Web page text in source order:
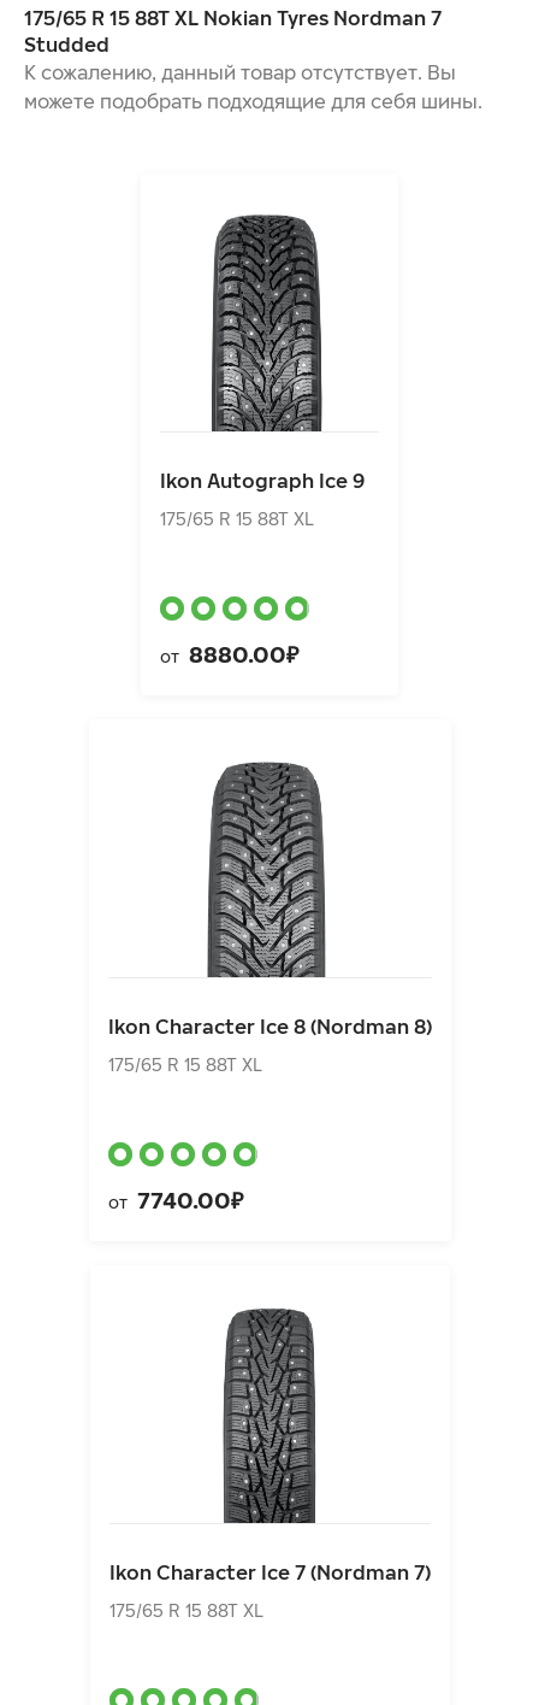
175/65 R 15 88T XL Nokian Tyres Nordman 7
Studded
К сожалению, данный товар отсутствует. Вы
можете подобрать подходящие для себя шины.
Ikon Autograph Ice 9
175/65 R 15 88T XL
от 8880.00₽
Ikon Character Ice 8 (Nordman 8)
175/65 R 15 88T XL
от 7740.00₽
Ikon Character Ice 7 (Nordman 7)
175/65 R 15 88T XL
Ikon Autograph Ice 9
175/65 R 15 88T XL
от8880.00₽
Ikon Character Ice 8 (Nordman 8)
175/65 R 15 88T XL
от7740.00₽
Ikon Character Ice 7 (Nordman 7)
175/65 R 15 88T XL
от6940.00₽